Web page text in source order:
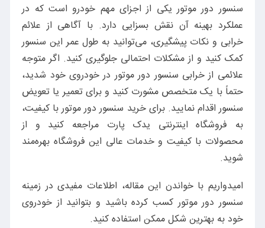
سنسور دور موتور یکی از اجزای مهم خودرو است که در
عملکرد بهینه آن نقش بسزایی دارد. با آگاهی از علائم
خرابی و نکات پیشگیری، می‌توانید به طول عمر این سنسور
کمک کنید و از مشکلات احتمالی جلوگیری کنید. اگر متوجه
علائمی از خرابی سنسور دور موتور در خودروی خود شدید،
حتماً با یک متخصص مشورت کنید و برای تعمیر یا تعویض
سنسور اقدام نمایید. برای خرید سنسور دور موتور با کیفیت،
به فروشگاه اینترنتی یدک پارت مراجعه کنید و از
محصولات با کیفیت و خدمات عالی این فروشگاه بهره‌مند
شوید.
امیدواریم با خواندن این مقاله، اطلاعات مفیدی در زمینه
سنسور دور موتور کسب کرده باشید و بتوانید از خودروی
خود به بهترین شکل ممکن استفاده کنید.